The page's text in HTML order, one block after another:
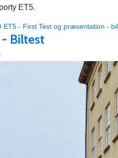
ET5.
ET5 - First Test og præsentation -
- Biltest